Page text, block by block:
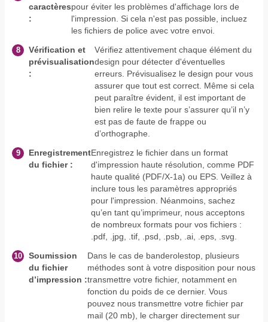
caractères
:
pour éviter les problèmes d'affichage lors de
l'impression. Si cela n'est pas possible, incluez
les fichiers de police avec votre envoi.
Vérification et
prévisualisation
:
Vérifiez attentivement chaque élément du
design pour détecter d'éventuelles
erreurs. Prévisualisez le design pour vous
assurer que tout est correct. Même si cela
peut paraître évident, il est important de
bien relire le texte pour s’assurer qu’il n’y
est pas de faute de frappe ou
d’orthographe.
Enregistrement
du fichier :
Enregistrez le fichier dans un format
d'impression haute résolution, comme PDF
haute qualité (PDF/X-1a) ou EPS. Veillez à
inclure tous les paramètres appropriés
pour l'impression. Néanmoins, sachez
qu’en tant qu’imprimeur, nous acceptons
de nombreux formats pour vos fichiers :
.pdf, .jpg, .tif, .psd, .psb, .ai, .eps, .svg.
Soumission
du fichier
d’impression :
Dans le cas de banderolestop, plusieurs
méthodes sont à votre disposition pour nous
transmettre votre fichier, notamment en
fonction du poids de ce dernier. Vous
pouvez nous transmettre votre fichier par
mail (20 mb), le charger directement sur